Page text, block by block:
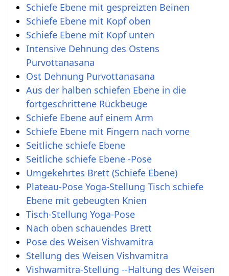
Schiefe Ebene mit gespreizten Beinen
Schiefe Ebene mit Kopf oben
Schiefe Ebene mit Kopf unten
Intensive Dehnung des Ostens
Purvottanasana
Ost Dehnung Purvottanasana
Aus der halben schiefen Ebene in die
fortgeschrittene Rückbeuge
Schiefe Ebene auf einem Arm
Schiefe Ebene mit Fingern nach vorne
Seitliche schiefe Ebene
Seitliche schiefe Ebene -Pose
Umgekehrtes Brett (Schiefe Ebene)
Plateau-Pose Yoga-Stellung Tisch schiefe
Ebene mit gebeugten Knien
Tisch-Stellung Yoga-Pose
Nach oben schauendes Brett
Pose des Weisen Vishvamitra
Stellung des Weisen Vishvamitra
Vishwamitra-Stellung --Haltung des Weisen